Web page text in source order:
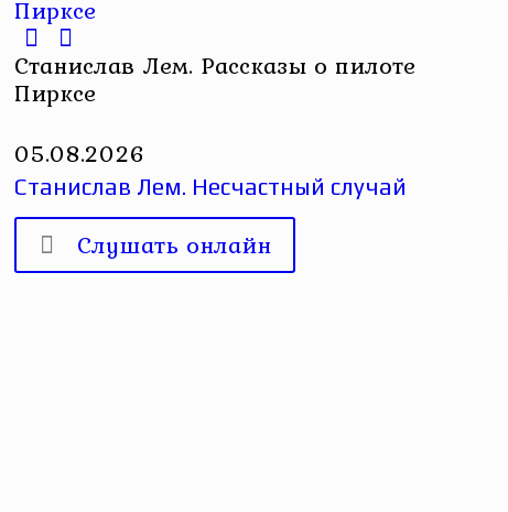
Станислав Лем. Рассказы о пилоте
Пирксе
05.08.2026
Станислав Лем. Несчастный случай
Слушать онлайн